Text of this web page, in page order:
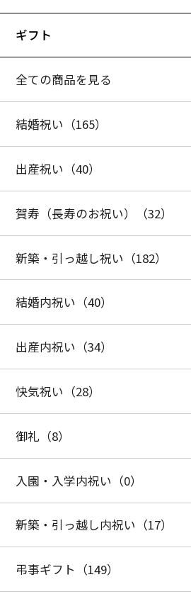
ギフト
全ての商品を見る
結婚祝い （165）
出産祝い （40）
賀寿（長寿のお祝い） （32）
新築・引っ越し祝い （182）
結婚内祝い （40）
出産内祝い （34）
快気祝い （28）
御礼（8）
入園・入学内祝い （0）
新築・引っ越し内祝い （17）
弔事ギフト （149）